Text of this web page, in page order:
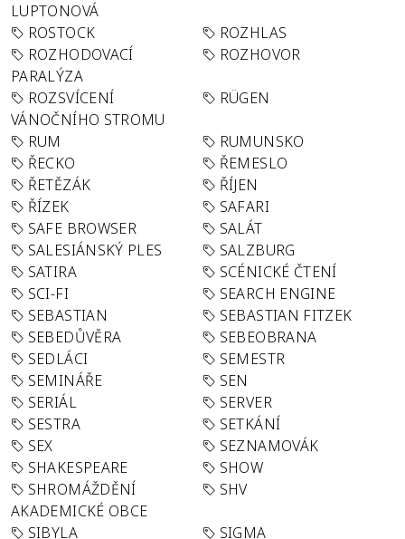
LUPTONOVÁ
ROSTOCK
ROZHLAS
ROZHODOVACÍ
PARALÝZA
ROZHOVOR
ROZSVÍCENÍ
VÁNOČNÍHO STROMU
RÜGEN
RUM
RUMUNSKO
ŘECKO
ŘEMESLO
ŘETĚZÁK
ŘÍJEN
ŘÍZEK
SAFARI
SAFE BROWSER
SALÁT
SALESIÁNSKÝ PLES
SALZBURG
SATIRA
SCÉNICKÉ ČTENÍ
SCI-FI
SEARCH ENGINE
SEBASTIAN
SEBASTIAN FITZEK
SEBEDŮVĚRA
SEBEOBRANA
SEDLÁCI
SEMESTR
SEMINÁŘE
SEN
SERIÁL
SERVER
SESTRA
SETKÁNÍ
SEX
SEZNAMOVÁK
SHAKESPEARE
SHOW
SHROMÁŽDĚNÍ
AKADEMICKÉ OBCE
SHV
SIBYLA SIGMA